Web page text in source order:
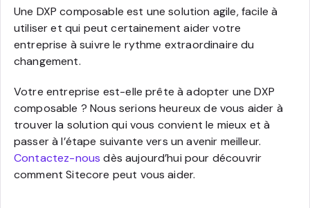
Une DXP composable est une solution agile, facile à
utiliser et qui peut certainement aider votre
entreprise à suivre le rythme extraordinaire du
changement.
Votre entreprise est-elle prête à adopter une DXP
composable ? Nous serions heureux de vous aider à
trouver la solution qui vous convient le mieux et à
passer à l’étape suivante vers un avenir meilleur.
Contactez-nous dès aujourd’hui pour découvrir
comment Sitecore peut vous aider.